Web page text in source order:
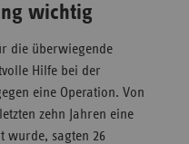
wichtig
die überwiegende
Hilfe bei der
eine Operation. Von
zehn Jahren eine
wurde, sagten 26